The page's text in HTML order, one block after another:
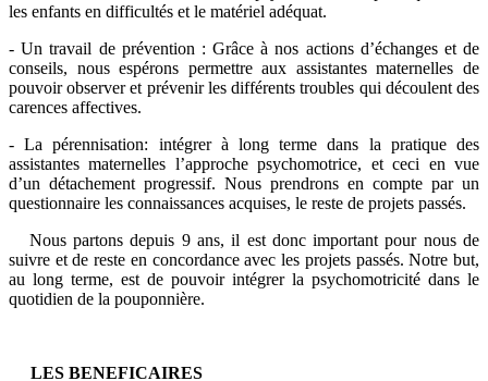
les enfants en difficultés et le matériel adéquat.
- Un travail de prévention : Grâce à nos actions d’échanges et de
conseils, nous espérons permettre aux assistantes maternelles de
pouvoir observer et prévenir les différents troubles qui découlent des
carences affectives.
- La pérennisation: intégrer à long terme dans la pratique des
assistantes maternelles l’approche psychomotrice, et ceci en vue
d’un détachement progressif. Nous prendrons en compte par un
questionnaire les connaissances acquises, le reste de projets passés.
Nous partons depuis 9 ans, il est donc important pour nous de
suivre et de reste en concordance avec les projets passés. Notre but,
au long terme, est de pouvoir intégrer la psychomotricité dans le
quotidien de la pouponnière.
LES BENEFICAIRES